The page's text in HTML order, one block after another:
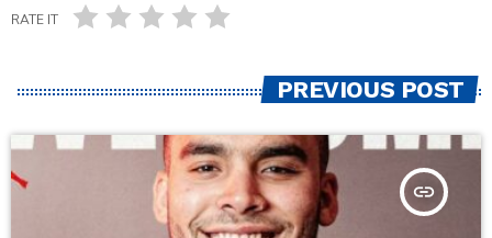
RATE IT
PREVIOUS POST
insert_link